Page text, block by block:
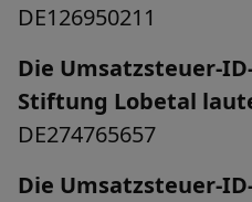
DE126950211
Die Umsatzsteuer-
Stiftung Lobetal
DE274765657
Die Umsatzsteuer-